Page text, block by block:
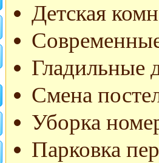
Детская
Гладильные
Смена
Уборка
Парковка